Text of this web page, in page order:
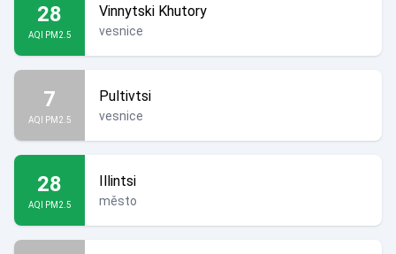
28
AQI PM2.5
Vinnytski Khutory
vesnice
7
AQI PM2.5
Pultivtsi
vesnice
28
AQI PM2.5
Illintsi
město